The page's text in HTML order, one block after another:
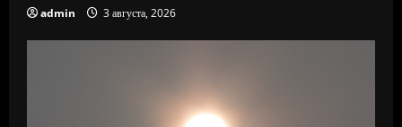
admin 3 августа, 2026